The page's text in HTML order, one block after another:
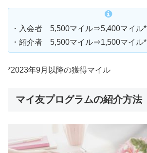
・入会者 5,500マイル⇒5,400マイル*
・紹介者 5,500マイル⇒1,500マイル*
*2023年9月以降の獲得マイル
マイ友プログラムの紹介方法